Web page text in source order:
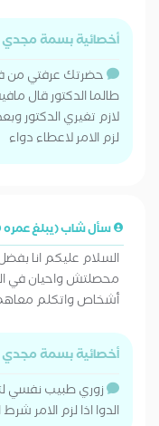
أخصائية بسمة مجدي
حضرتك عرفتي من
طالما الدكتور قال
لازم تغيري الدكتور
لزم الامر لاعطاء دواء
سأل شاب (يبلغ عمره 20 سنة)
السلام عليكم انا
محصلتش واحيان في
أشخاص واتكلم
أخصائية بسمة مجدي
زوري طبيب نفسي
الدوا اذا لزم الامر